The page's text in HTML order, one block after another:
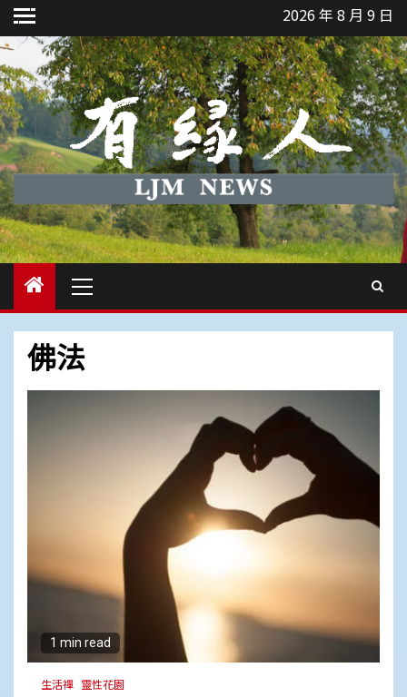
Skip
to
content
2026 年 8 月 9 日
Menu
佛法
1 min read
生活禪 靈性花園